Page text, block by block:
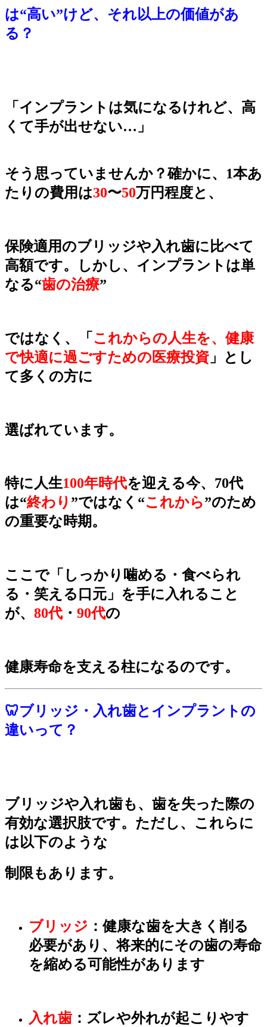
は“高い”けど、それ以上の価値があ
る？
「インプラントは気になるけれど、高
くて手が出せない…」
そう思っていませんか？確かに、1本あ
たりの費用は30〜50万円程度と、
保険適用のブリッジや入れ歯に比べて
高額です。しかし、インプラントは単
なる“歯の治療”
ではなく、 「 これからの人生を、健康
で快適に過ごすための医療投資 」とし
て多くの方に
選ばれています。
特に人生100年時代を迎える今、70代
は“終わり ”ではなく“これから”のため
の重要な時期。
ここで「しっかり噛める・食べられ
る・笑える口元」を手に入れること
が、 80代・ 90代の
健康寿命を支える柱になるのです。
🦷ブリッジ・入れ歯とインプラントの
違いって？
ブリッジや入れ歯も、歯を失った際の
有効な選択肢です。ただし、これらに
は以下のような
制限もあり ます。
ブリッジ ：健康な歯を大きく削る
必要があり、将来的にその歯の寿命
を縮める可能性があります
入れ歯 ： ズレや外れが起こりやす